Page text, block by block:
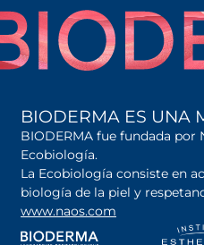
BIODERMA ES UNA
BIODERMA fue fundada por
Ecobiología.
La Ecobiología consiste en
biología de la piel y
www.naos.com
se abre en